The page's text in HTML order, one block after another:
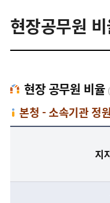
현장공무원
현장 공무원 비율
본청 - 소속기관 정
본청 - 소속기관 정원 비율 - 지자체 유형별, 현장 공무원 비율(본청, 소속기관) 정보 제공
지